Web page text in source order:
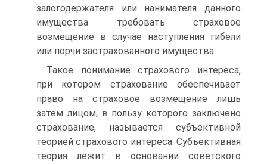
залогодержателя или нанимателя данного
имущества требовать страховое
возмещение в случае наступления гибели
или порчи застрахованного имущества.
Такое понимание страхового интереса,
при котором страхование обеспечивает
право на страховое возмещение лишь
затем лицом, в пользу которого заключено
страхование, называется субъективной
теорией страхового интереса. Субъективная
теория лежит в основании советского